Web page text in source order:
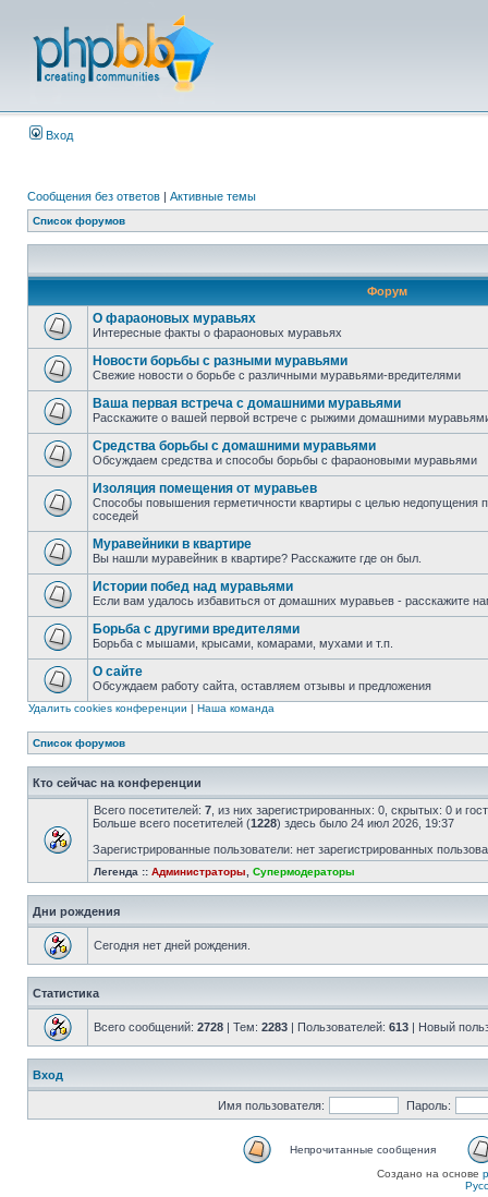
Вход
Сообщения без ответов | Активные темы
Список форумов
Форум
О фараоновых муравьях
Интересные факты о фараоновых муравьях
Новости борьбы с разными муравьями
Свежие новости о борьбе с различными муравьями-вредителями
Ваша первая встреча с домашними муравьями
Расскажите о вашей первой встрече с рыжими домашними
Средства борьбы с домашними муравьями
Обсуждаем средства и способы борьбы с фараоновыми муравьями
Изоляция помещения от муравьев
Способы повышения герметичности квартиры с целью недопущения
соседей
Муравейники в квартире
Вы нашли муравейник в квартире? Расскажите где он был.
Истории побед над муравьями
Если вам удалось избавиться от домашних муравьев - расскажите
Борьба с другими вредителями
Борьба с мышами, крысами, комарами, мухами и т.п.
О сайте
Обсуждаем работу сайта, оставляем отзывы и предложения
Удалить cookies конференции | Наша команда
Список форумов
Кто сейчас на конференции
Всего посетителей: 7 , из них зарегистрированных: 0, скрытых: 0 и
Больше всего посетителей (1228) здесь было 24 июл 2026, 19:37
Зарегистрированные пользователи: нет зарегистрированных
Легенда :: Администраторы Супермодераторы
Дни рождения
Сегодня нет дней рождения.
Статистика
Всего сообщений: 2728 | Тем: 2283 | Пользователей: 613 | Новый
Вход
Имя пользователя: Пароль:
Непрочитанные сообщения
Создано на основе